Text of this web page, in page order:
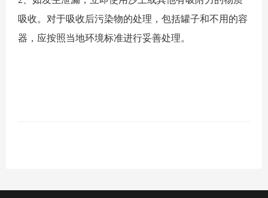
吸收。对于吸收后污染物的处理，包括罐子和不用的容
器，应按照当地环境标准进行妥善处理。